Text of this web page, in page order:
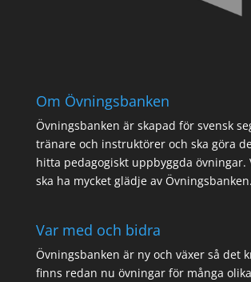
Om Övningsbanken
Övningsbanken är skapad för svensk
tränare och instruktörer och ska göra
hitta pedagogiskt uppbyggda övningar.
ska ha mycket glädje av Övningsbanken.
Var med och bidra
Övningsbanken är ny och växer så det
finns redan nu övningar för många